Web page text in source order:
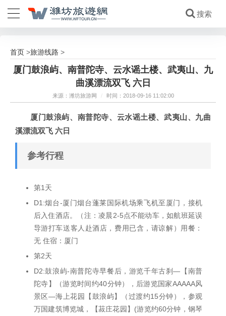
首页 >旅游线路 >
厦门鼓浪屿、南普陀寺、云水谣土楼、武夷山、九
曲溪漂流双飞 六日
来源：潍坊旅游网 / 时间：2018-09-16 11:02:00
厦门鼓浪屿、南普陀寺、云水谣土楼、武夷山、九曲
溪漂流双飞 六日
参考行程
第1天
D1:烟台-厦门烟台蓬莱国际机场乘飞机至厦门，接机
后入住酒店。（注：凌晨2-5点不能动车，如航班延误
导游打车送客人赴酒店，费用已含，请谅解）用餐：
无 住宿：厦门
第2天
D2:鼓浪屿-南普陀寺早餐后，游览千年古刹—【南普
陀寺】（游览时间约40分钟），后游览国家AAAAA风
景区—海上花园【鼓浪屿】（过渡约15分钟），参观
万国建筑博览城，【菽庄花园】(游览约60分钟，钢琴